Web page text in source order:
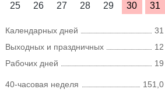
25
26 27 28 29 30 31
Календарных дней
31
Выходных и праздничных
12
Рабочих дней
19
40-часовая неделя
151,0